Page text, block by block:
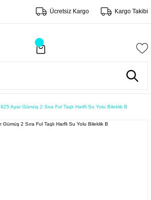
Ücretsiz Kargo Kargo Takibi
925 Ayar Gümüş 2 Sıra Ful Taşlı Harfli Su Yolu Bileklik B